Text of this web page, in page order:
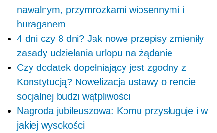
nawalnym, przymrozkami wiosennymi i
huraganem
4 dni czy 8 dni? Jak nowe przepisy zmieniły
zasady udzielania urlopu na żądanie
Czy dodatek dopełniający jest zgodny z
Konstytucją? Nowelizacja ustawy o rencie
socjalnej budzi wątpliwości
Nagroda jubileuszowa: Komu przysługuje i w
jakiej wysokości